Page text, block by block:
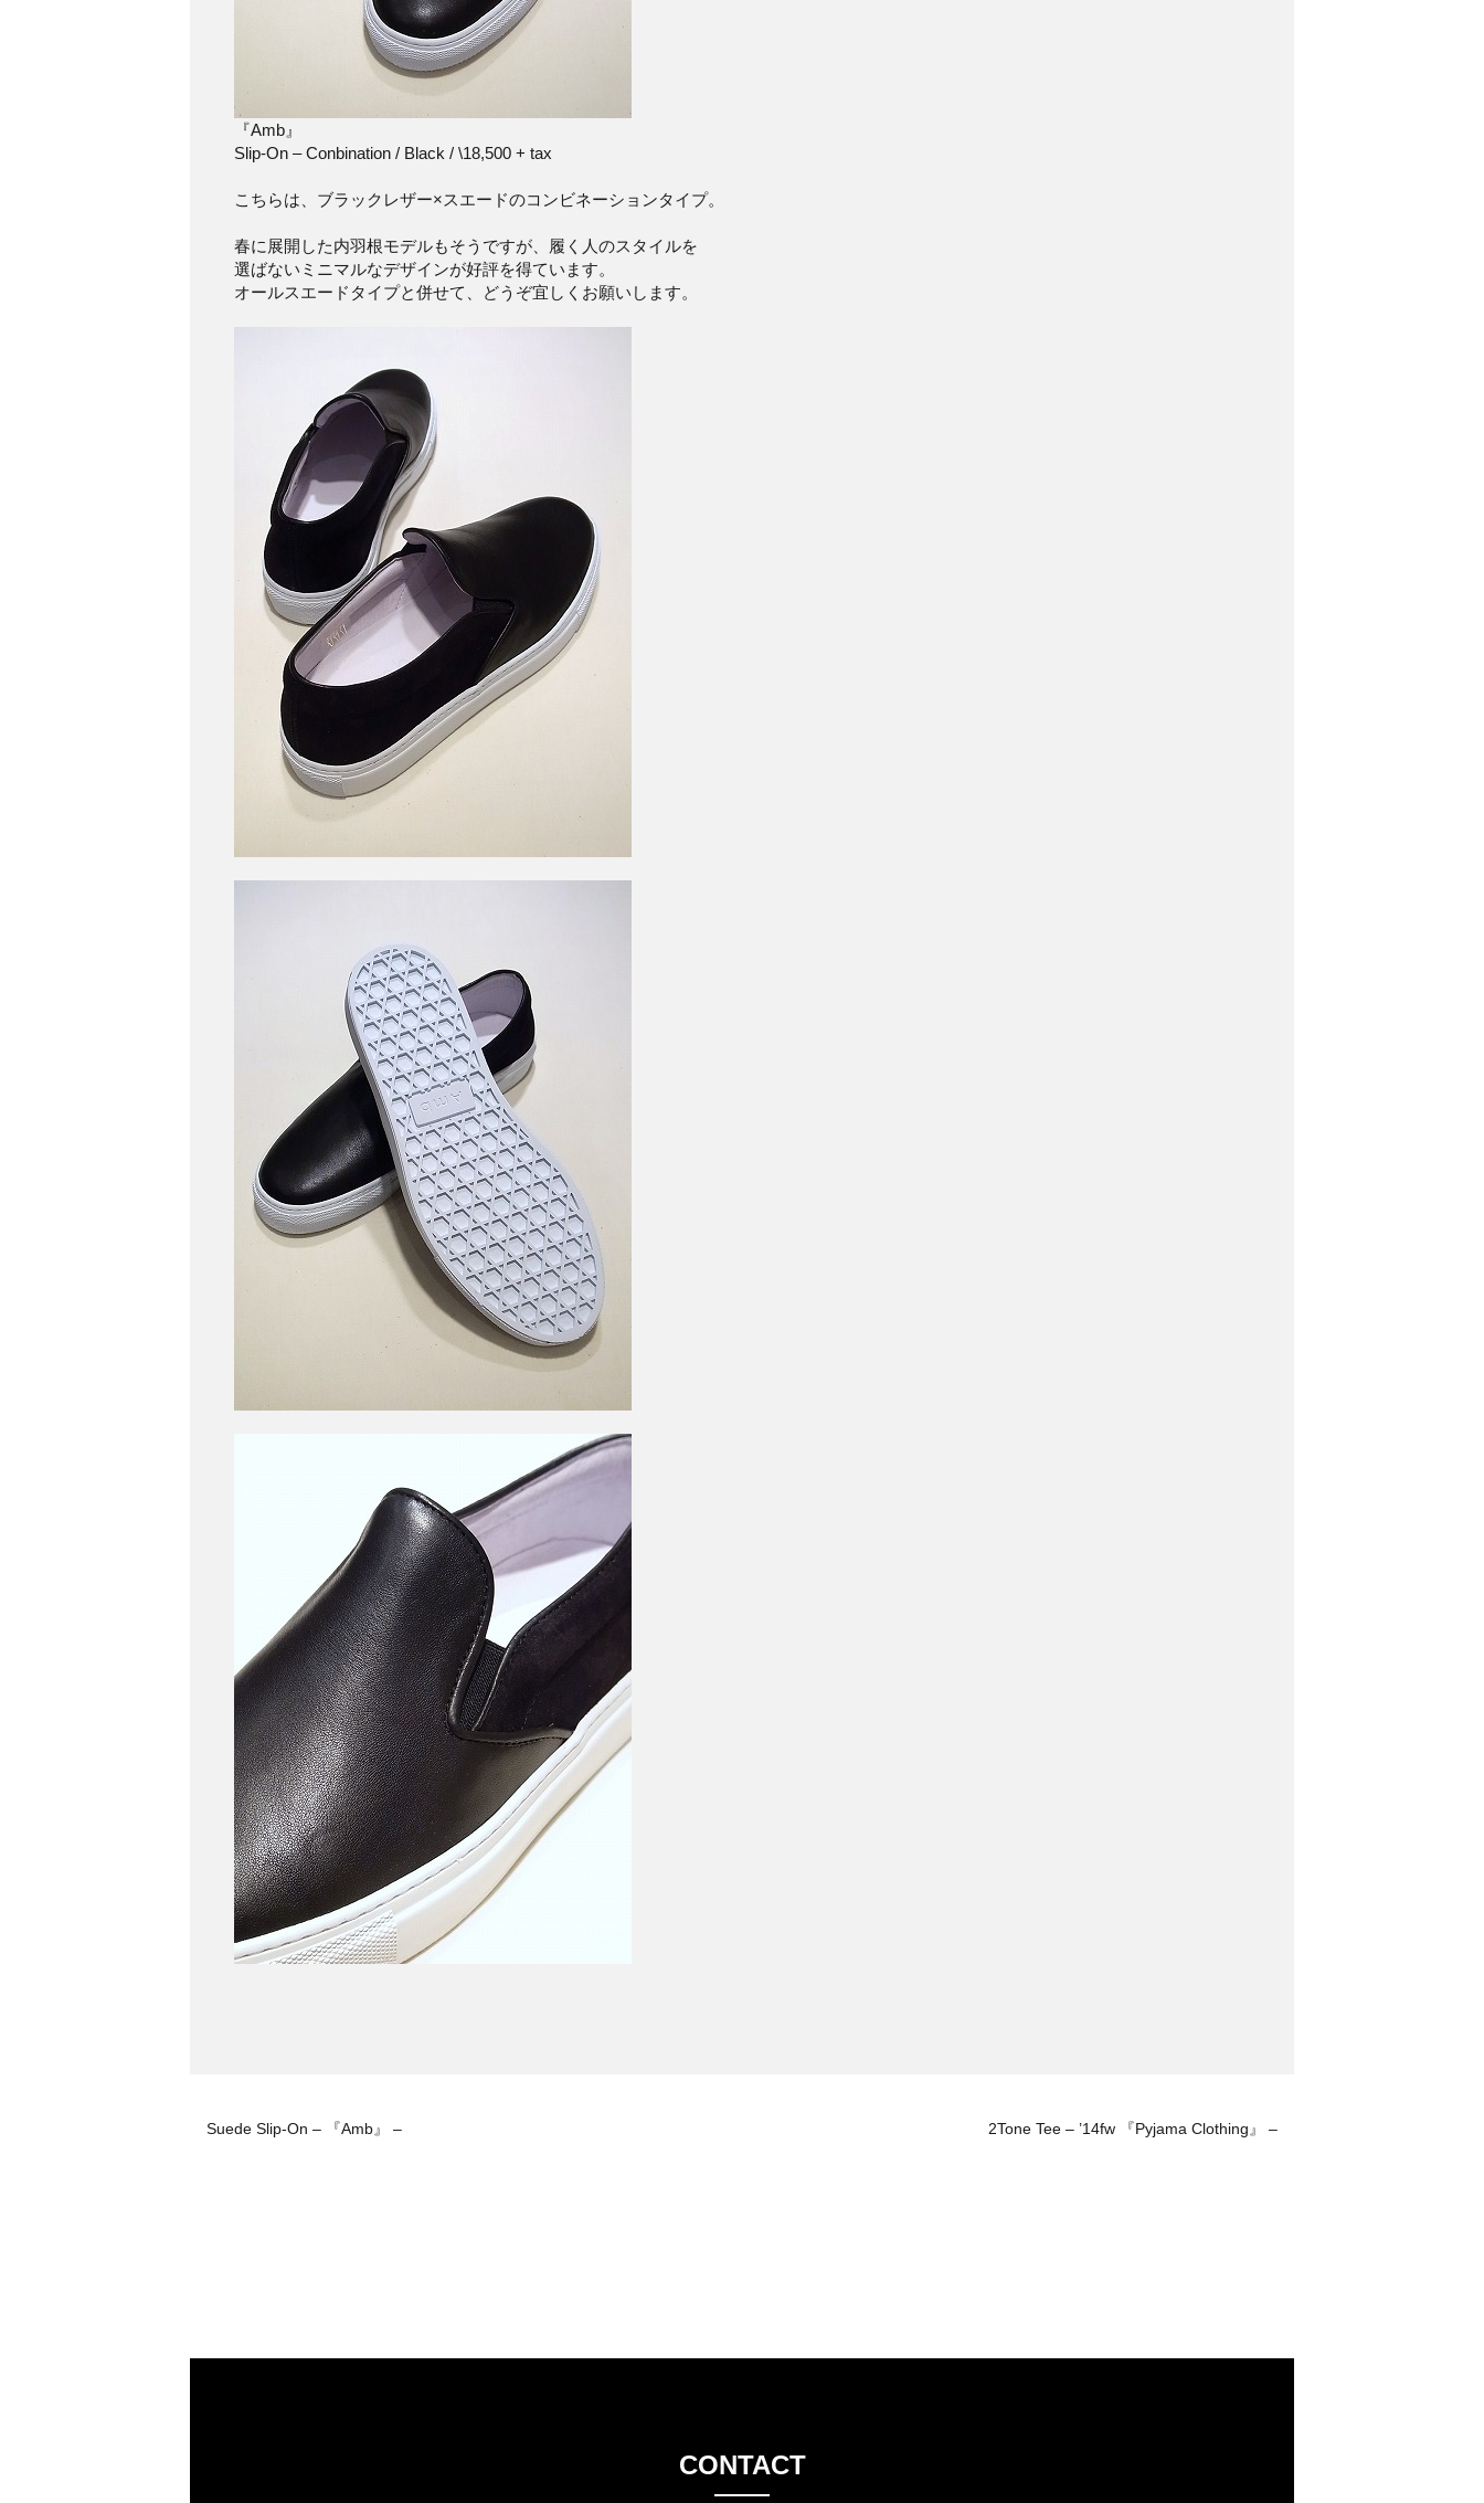
『Amb』
Slip-On – Conbination / Black / \18,500 + tax
こちらは、ブラックレザー×スエードのコンビネーションタイプ。
春に展開した内羽根モデルもそうですが、履く人のスタイルを
選ばないミニマルなデザインが好評を得ています。
オールスエードタイプと併せて、どうぞ宜しくお願いします。
Suede Slip-On – 『Amb』 – 2Tone Tee – ’14fw 『Pyjama Clothing』 –
CONTACT